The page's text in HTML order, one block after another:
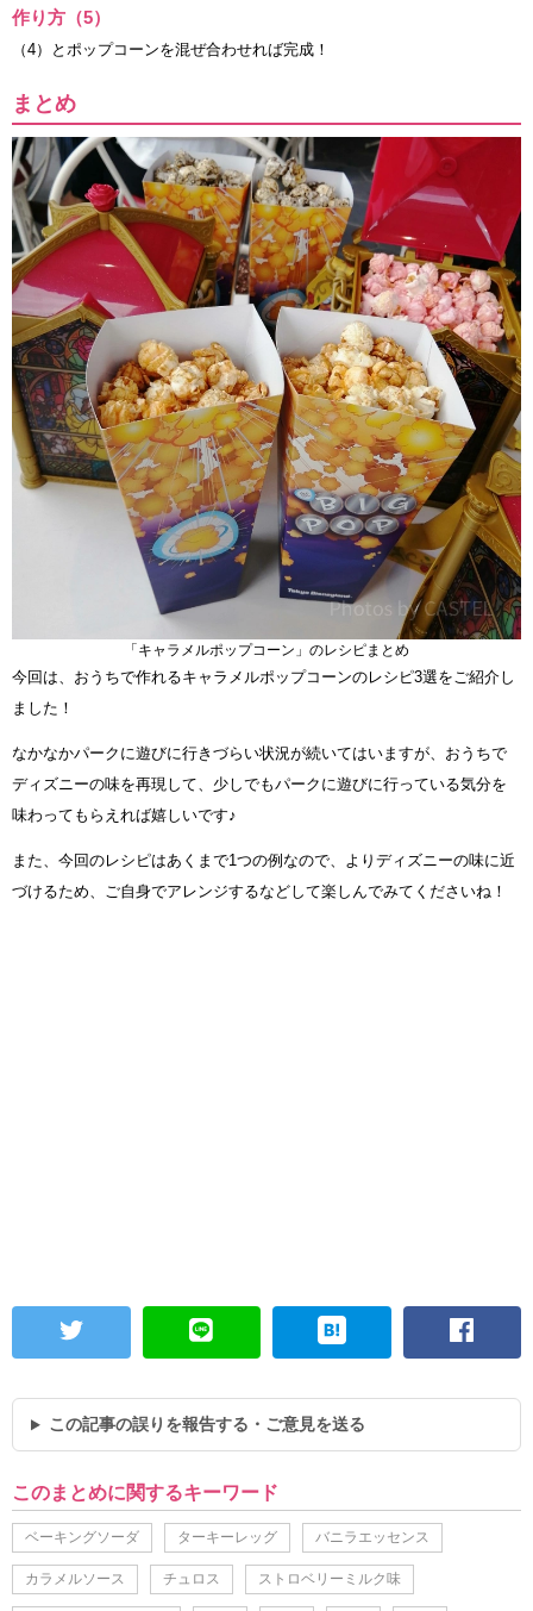
作り方（5）
（4）とポップコーンを混ぜ合わせれば完成！
まとめ
「キャラメルポップコーン」のレシピまとめ
今回は、おうちで作れるキャラメルポップコーンのレシピ3選をご紹介し
ました！
なかなかパークに遊びに行きづらい状況が続いてはいますが、おうちで
ディズニーの味を再現して、少しでもパークに遊びに行っている気分を
味わってもらえれば嬉しいです♪
また、今回のレシピはあくまで1つの例なので、よりディズニーの味に近
づけるため、ご自身でアレンジするなどして楽しんでみてくださいね！
この記事の誤りを報告する・ご意見を送る
このまとめに関するキーワード
ベーキングソーダ ターキーレッグ バニラエッセンス
カラメルソース チュロス ストロベリーミルク味